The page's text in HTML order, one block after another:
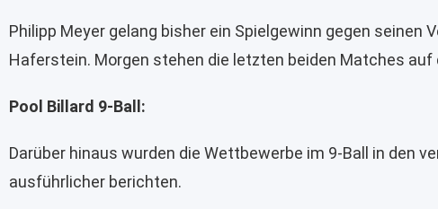
Philipp Meyer gelang bisher ein Spielgewinn gegen seinen
Haferstein. Morgen stehen die letzten beiden Matches auf
Pool Billard 9-Ball:
Darüber hinaus wurden die Wettbewerbe im 9-Ball in den
ausführlicher berichten.